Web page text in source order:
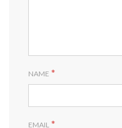
NAME *
EMAIL *